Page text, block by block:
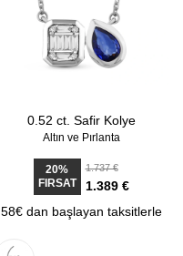
0.52 ct. Safir Kolye
Altın ve Pırlanta
20%
FIRSAT
1.737 €
1.389 €
58€ dan başlayan taksitlerle